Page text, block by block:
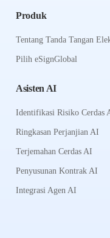
Produk
Tentang Tanda Tangan
Pilih eSignGlobal
Asisten AI
Identifikasi Risiko Cerdas
Ringkasan Perjanjian AI
Terjemahan Cerdas AI
Penyusunan Kontrak AI
Integrasi Agen AI